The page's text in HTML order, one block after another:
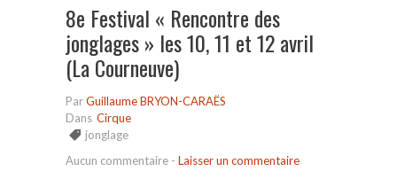
8e Festival « Rencontre des
jonglages » les 10, 11 et 12 avril
(La Courneuve)
ParGuillaume BRYON-CARAËS
Dans Cirque
jonglage
Aucun commentaire - Laisser un commentaire